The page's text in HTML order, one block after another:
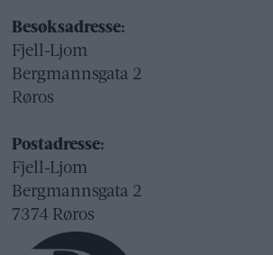
Besøksadresse:
Fjell-Ljom
Bergmannsgata 2
Røros
Postadresse:
Fjell-Ljom
Bergmannsgata 2
7374 Røros